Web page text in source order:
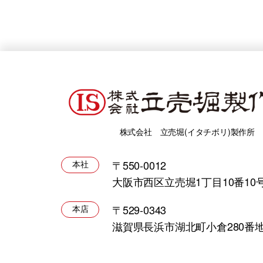
株式会社 立売堀(イタチボリ)製作所
本社
〒550-0012
大阪市西区立売堀1丁目10番10
本店
〒529-0343
滋賀県長浜市湖北町小倉280番